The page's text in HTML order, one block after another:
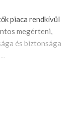
piaca rendkívül
megérteni,
és biztonsága